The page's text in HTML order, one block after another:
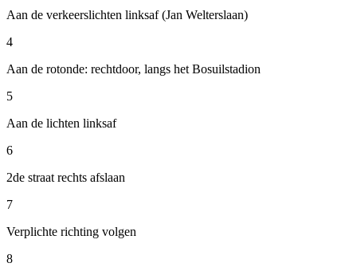
Aan de verkeerslichten linksaf (Jan Welterslaan)
4
Aan de rotonde: rechtdoor, langs het Bosuilstadion
5
Aan de lichten linksaf
6
2de straat rechts afslaan
7
Verplichte richting volgen
8